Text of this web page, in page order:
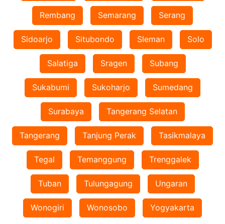
Rembang Semarang Serang
Sidoarjo Situbondo Sleman Solo
Salatiga Sragen Subang
Sukabumi Sukoharjo Sumedang
Surabaya Tangerang Selatan
Tangerang Tanjung Perak Tasikmalaya
Tegal Temanggung Trenggalek
Tuban Tulungagung Ungaran
Wonogiri Wonosobo Yogyakarta